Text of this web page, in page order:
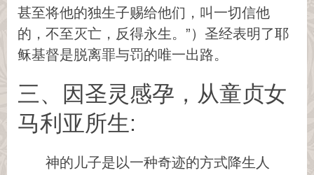
甚至将他的独生子赐给他们，叫一切信他
的，不至灭亡，反得永生。”）圣经表明了耶
稣基督是脱离罪与罚的唯一出路。
三、因圣灵感孕，从童贞女
马利亚所生:
神的儿子是以一种奇迹的方式降生人